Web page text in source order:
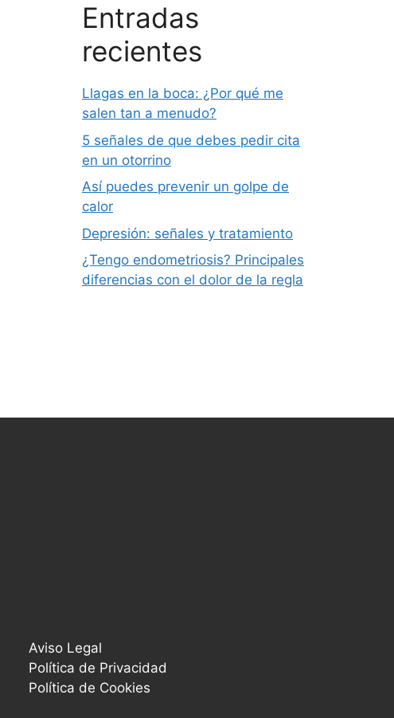
Entradas
recientes
Llagas en la boca: ¿Por qué me
salen tan a menudo?
5 señales de que debes pedir cita
en un otorrino
Así puedes prevenir un golpe de
calor
Depresión: señales y tratamiento
¿Tengo endometriosis? Principales
diferencias con el dolor de la regla
Aviso Legal
Política de Privacidad
Política de Cookies